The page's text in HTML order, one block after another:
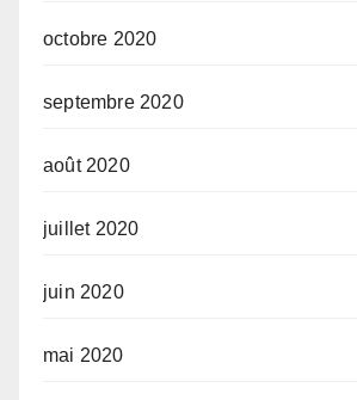
octobre 2020
septembre 2020
août 2020
juillet 2020
juin 2020
mai 2020